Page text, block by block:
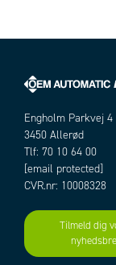
Add to
Engholm Parkvej 4
3450 Allerød
Tlf: 70 10 64 00
[email protected]
CVR.nr: 10008328
Tilmeld dig